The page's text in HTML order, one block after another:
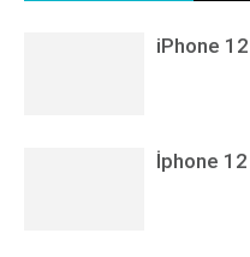
iPhone
İphone